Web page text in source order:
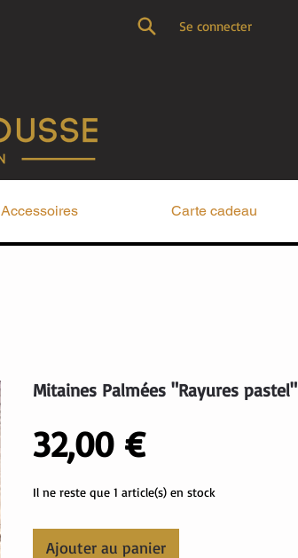
Mitaines Palmées "Rayures pastel"
32,00 €Prix
Il ne reste que 1 article(s) en stock
Ajouter au panier
Accessoires Carte cadeau
Se connecter